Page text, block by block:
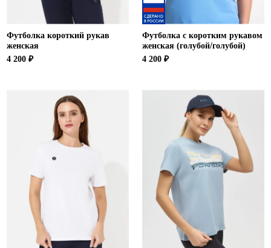
Футболка короткий рукав
женская
4 200 ₽
Футболка с коротким рукавом
женская (голубой/голубой)
4 200 ₽